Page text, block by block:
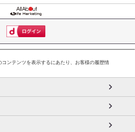
ンテンツを表示するにあたり、お客様の履歴情